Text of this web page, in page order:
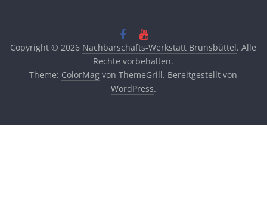
Copyright © 2026 Nachbarschafts-Werkstatt Brunsbüttel. Alle
Rechte vorbehalten.
Theme: ColorMag von ThemeGrill. Bereitgestellt von
WordPress.